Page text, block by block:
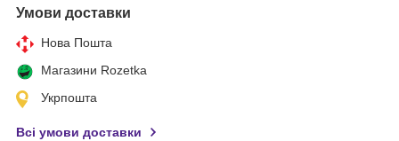
Умови доставки
Нова Пошта
Магазини Rozetka
Укрпошта
Всі умови доставки